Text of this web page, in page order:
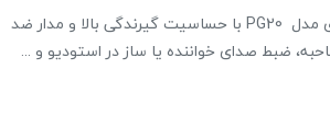
میکروفن یقه ای حرفه ای مدل PG20 با حساسیت گیرندگی بالا و مدار ضد
ضبط صدای خواننده یا ساز در استودیو و ...